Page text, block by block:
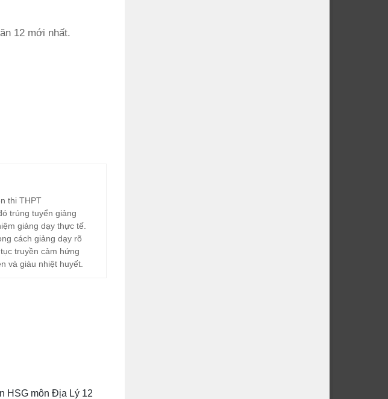
12 mới nhất.
thi THPT
trúng tuyển giảng
giảng dạy thực tế.
cách giảng dạy rõ
truyền cảm hứng
và giàu nhiệt huyết.
HSG môn Địa Lý 12